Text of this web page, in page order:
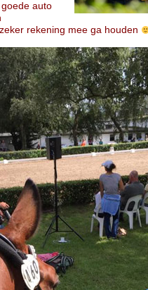
auto
rekening mee ga houden